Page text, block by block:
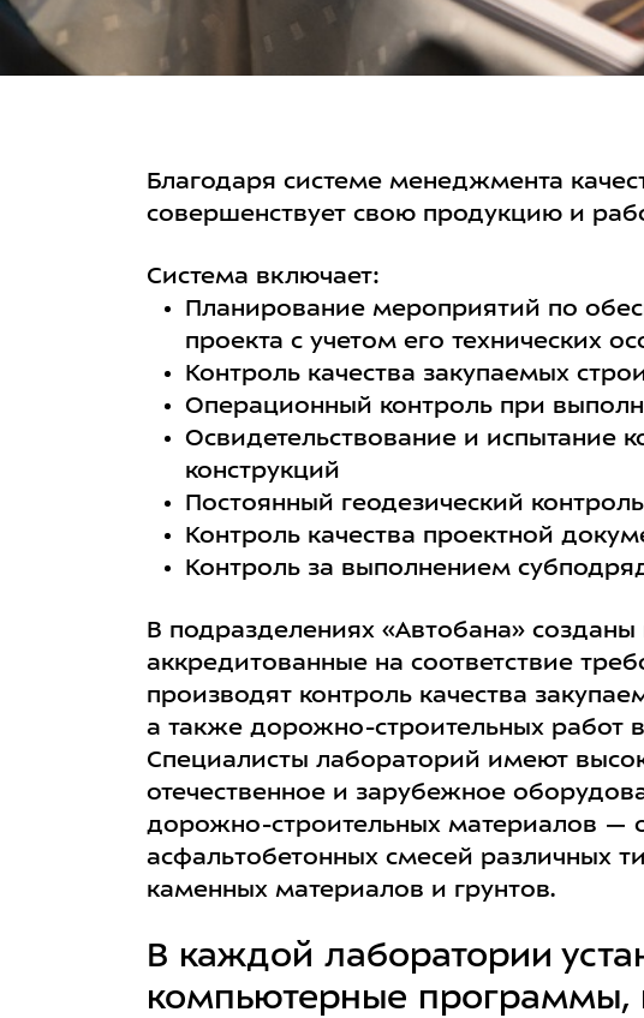
Благодаря системе менеджмента
совершенствует свою продукцию и
Система включает:
Планирование мероприятий по
проекта с учетом его технических
Контроль качества закупаемых
Операционный контроль при
Освидетельствование и испытание
конструкций
Постоянный геодезический
Контроль качества проектной
Контроль за выполнением
В подразделениях «Автобана»
аккредитованные на соответствие
производят контроль качества
а также дорожно-строительных работ
Специалисты лабораторий имеют
отечественное и зарубежное
дорожно-строительных материалов —
асфальтобетонных смесей различных
каменных материалов и грунтов.
В каждой лаборатории
компьютерные программы,